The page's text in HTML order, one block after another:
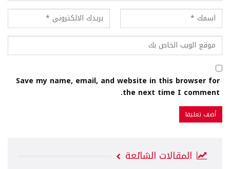
Save my name, email, and website in this browser for
the next time I comment.
المقالات الشائعة